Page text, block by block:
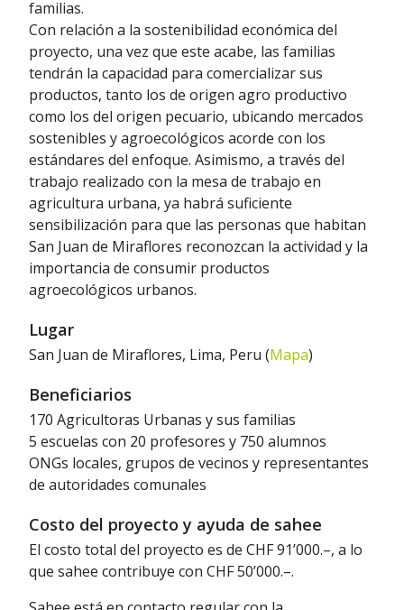
familias.
Con relación a la sostenibilidad económica del
proyecto, una vez que este acabe, las familias
tendrán la capacidad para comercializar sus
productos, tanto los de origen agro productivo
como los del origen pecuario, ubicando mercados
sostenibles y agroecológicos acorde con los
estándares del enfoque. Asimismo, a través del
trabajo realizado con la mesa de trabajo en
agricultura urbana, ya habrá suficiente
sensibilización para que las personas que habitan
San Juan de Miraflores reconozcan la actividad y la
importancia de consumir productos
agroecológicos urbanos.
Lugar
San Juan de Miraflores, Lima, Peru (Mapa)
Beneficiarios
170 Agricultoras Urbanas y sus familias
5 escuelas con 20 profesores y 750 alumnos
ONGs locales, grupos de vecinos y representantes
de autoridades comunales
Costo del proyecto y ayuda de sahee
El costo total del proyecto es de CHF 91’000.–, a lo
que sahee contribuye con CHF 50’000.–.